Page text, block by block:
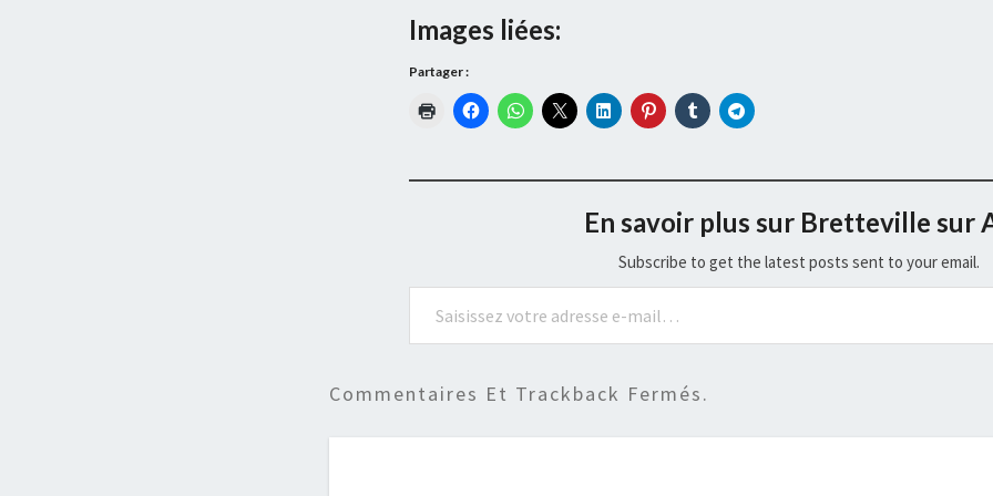
Images liées:
Partager :
En savoir plus sur Bretteville sur
Subscribe to get the latest posts sent to your email.
Saisissez votre adresse e-mail…
Commentaires Et Trackback Fermés.